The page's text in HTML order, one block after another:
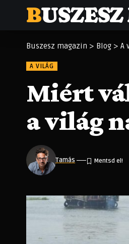
Buszesz magazin > Blog > A
A VILÁG
Miért
a világ
Tamás